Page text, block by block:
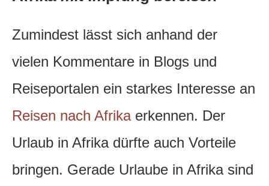
Zumindest lässt sich anhand der
vielen Kommentare in Blogs und
Reiseportalen ein starkes Interesse an
Reisen nach Afrikaerkennen. Der
Urlaub in Afrika dürfte auch Vorteile
bringen. Gerade Urlaube in Afrika sind